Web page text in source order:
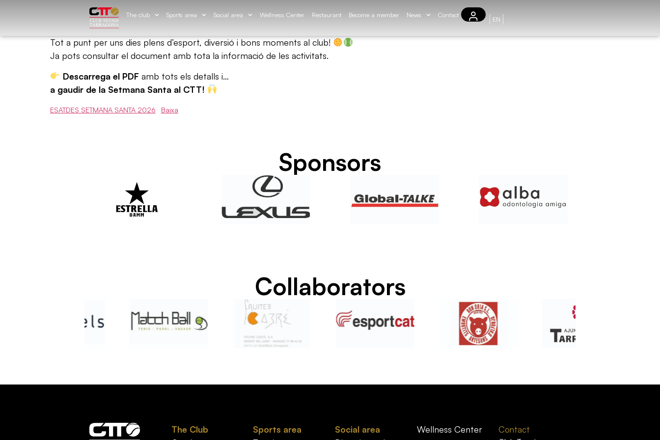
The club Sports area Social area Wellness Center Restaurant Become a member News Contact
EN
Tot a punt per uns dies plens d’esport, diversió i bons moments al club!
Ja pots consultar el document amb tota la informació de les activitats.
Descarrega el PDF amb tots els detalls i…
a gaudir de la Setmana Santa al CTT!
ESATDES SETMANA SANTA 2026 Baixa
Sponsors
Collaborators
The Club
Sports area
Social area
Wellness Center
Contact